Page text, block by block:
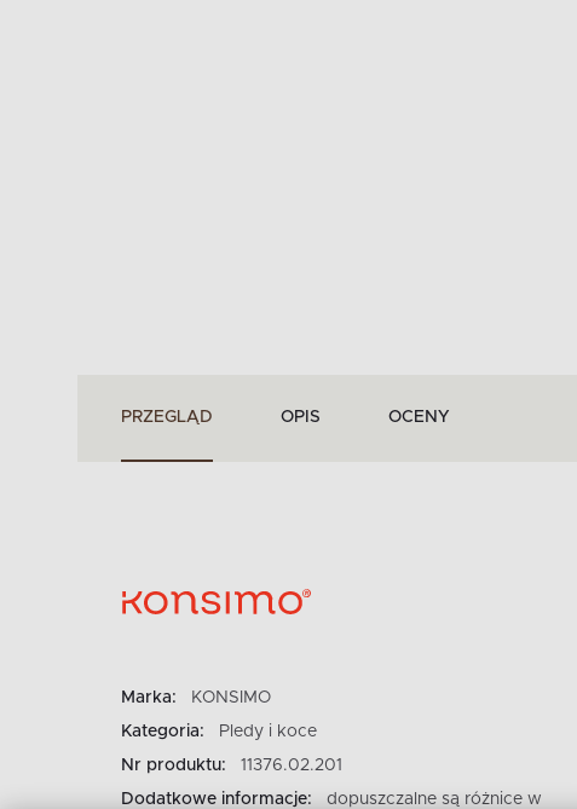
PRZEGLĄD OPIS OCENY
Marka:
KONSIMO
Kategoria:
Pledy i koce
Nr produktu:
11376.02.201
Dodatkowe informacje:
dopuszczalne są różnice w